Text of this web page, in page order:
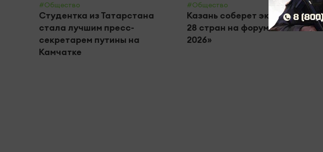
#Общество
Студентка из Татарстана
стала лучшим пресс-
секретарем путины на
Камчатке
#Общество
Казань соберет экспертов из
28 стран на форуме «РЕБУС
2026»